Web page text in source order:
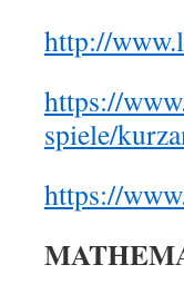
http://
https://
spiele/
https://